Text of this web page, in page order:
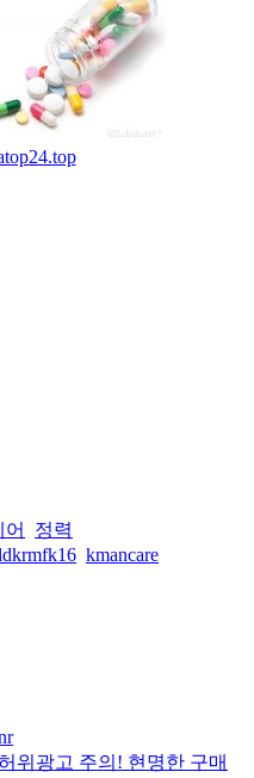
어
정력
kmancare
위광고 주의! 현명한 구매